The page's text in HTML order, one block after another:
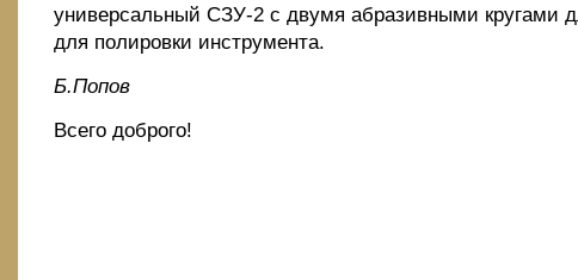
универсальный СЗУ-2 с двумя абразивными кругами
для полировки инструмента.
Б.Пoпoв
Всего доброго!